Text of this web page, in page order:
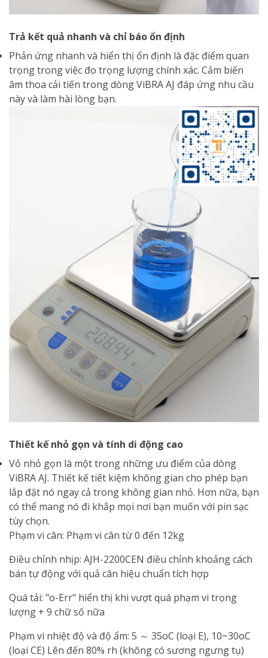
Trả kết quả nhanh và chỉ báo ổn định
Phản ứng nhanh và hiển thị ổn định là đặc điểm quan
trọng trong việc đo trọng lượng chính xác. Cảm biến
âm thoa cải tiến trong dòng ViBRA AJ đáp ứng nhu cầu
này và làm hài lòng bạn.
Thiết kế nhỏ gọn và tính di động cao
Vỏ nhỏ gọn là một trong những ưu điểm của dòng
ViBRA AJ. Thiết kế tiết kiệm không gian cho phép bạn
lắp đặt nó ngay cả trong không gian nhỏ. Hơn nữa, bạn
có thể mang nó đi khắp mọi nơi bạn muốn với pin sạc
tùy chọn.
Phạm vi cân: Phạm vi cân từ 0 đến 12kg
Điều chỉnh nhịp: AJH-2200CEN điều chỉnh khoảng cách
bán tự động với quả cân hiệu chuẩn tích hợp
Quá tải: "o-Err" hiển thị khi vượt quá phạm vi trọng
lượng + 9 chữ số nữa
Phạm vi nhiệt độ và độ ẩm: 5 ～ 35oC (loại E), 10~30oC
(loại CE) Lên đến 80% rh (không có sương ngưng tụ)